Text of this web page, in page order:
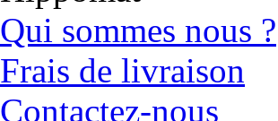
Qui sommes nous ?
Frais de livraison
Contactez-nous